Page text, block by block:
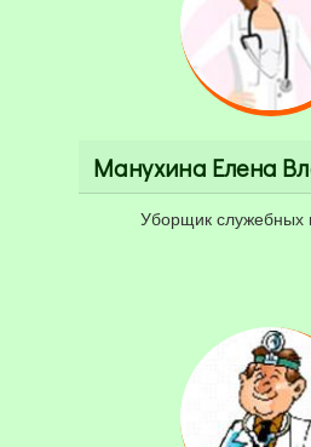
Манухина Елена
Уборщик